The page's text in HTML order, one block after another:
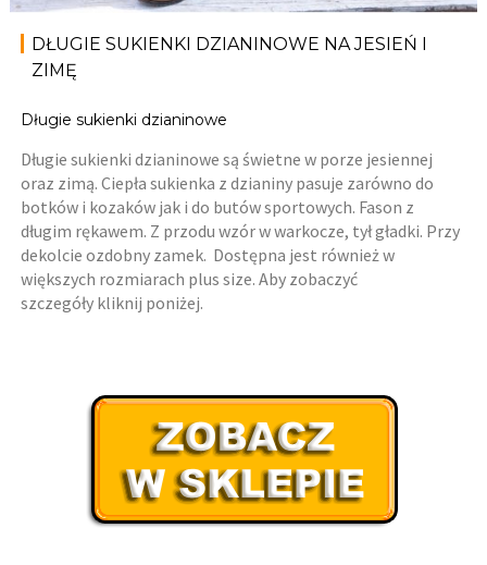
DŁUGIE SUKIENKI DZIANINOWE NA JESIEŃ I
ZIMĘ
Długie sukienki dzianinowe
Długie sukienki dzianinowe są świetne w porze jesiennej
oraz zimą. Ciepła sukienka z dzianiny pasuje zarówno do
botków i kozaków jak i do butów sportowych. Fason z
długim rękawem. Z przodu wzór w warkocze, tył gładki. Przy
dekolcie ozdobny zamek. Dostępna jest również w
większych rozmiarach plus size. Aby zobaczyć
szczegóły kliknij poniżej.